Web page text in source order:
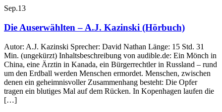
Sep.13
Die Auserwählten – A.J. Kazinski (Hörbuch)
Autor: A.J. Kazinski Sprecher: David Nathan Länge: 15 Std. 31
Min. (ungekürzt) Inhaltsbeschreibung von audible.de: Ein Mönch in
China, eine Ärztin in Kanada, ein Bürgerrechtler in Russland – rund
um den Erdball werden Menschen ermordet. Menschen, zwischen
denen ein geheimnisvoller Zusammenhang besteht: Die Opfer
tragen ein blutiges Mal auf dem Rücken. In Kopenhagen laufen die
[…]